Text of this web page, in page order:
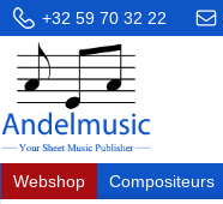
+32 59 70 32 22
Webshop Compositeurs